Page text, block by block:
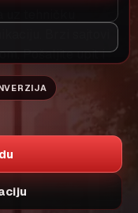
tehničku
Brzi sajtovi
Pošaljite upit i